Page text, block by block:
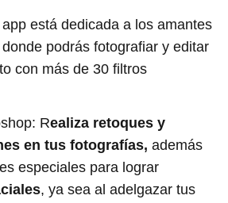
está dedicada a los amantes
podrás fotografiar y editar
con más de 30 filtros
Realiza retoques y
en tus fotografías, además
especiales para lograr
, ya sea al adelgazar tus